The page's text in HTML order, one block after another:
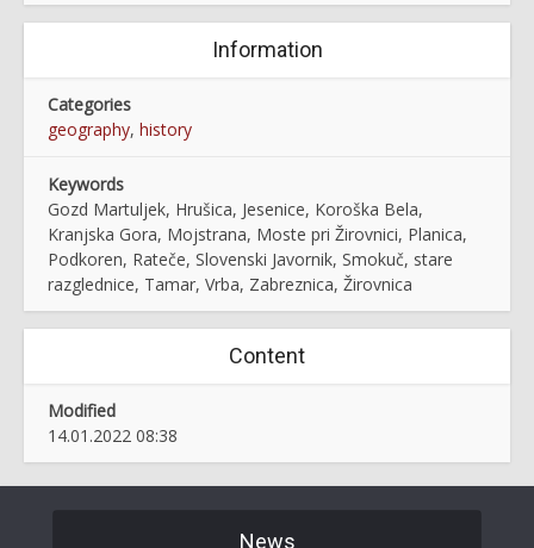
Information
Categories
geography, history
Keywords
Gozd Martuljek, Hrušica, Jesenice, Koroška Bela,
Kranjska Gora, Mojstrana, Moste pri Žirovnici, Planica,
Podkoren, Rateče, Slovenski Javornik, Smokuč, stare
razglednice, Tamar, Vrba, Zabreznica, Žirovnica
Content
Modified
14.01.2022 08:38
News